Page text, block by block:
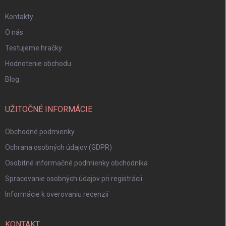
Kontakty
O nás
Testujeme hračky
Hodnotenie obchodu
Blog
UŽITOČNÉ INFORMÁCIE
Obchodné podmienky
Ochrana osobných údajov (GDPR)
Osobitné informačné podmienky obchodníka
Spracovanie osobných údajov pri registrácii
Informácie k overovaniu recenzií
KONTAKT